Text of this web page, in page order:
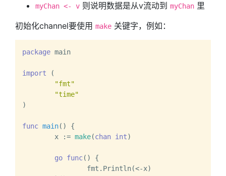
myChan <- v 则说明数据是从v流动到 myChan 里
初始化channel要使用 make 关键字，例如：
package main
import (
"fmt"
"time"
)
func main()
{
	x :=
make(chan int)
go func()
{